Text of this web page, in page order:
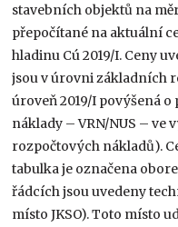
stavebních objektů na
přepočítané na aktuální
hladinu Cú 2019/I. Ceny
jsou v úrovni základních
úroveň 2019/I povýšená
náklady – VRN/NUS – ve
rozpočtových nákladů).
tabulka je označena
řádcích jsou uvedeny
místo JKSO). Toto místo